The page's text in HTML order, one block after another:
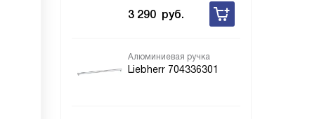
3 290 руб.
Алюминиевая ручка
Liebherr 704336301